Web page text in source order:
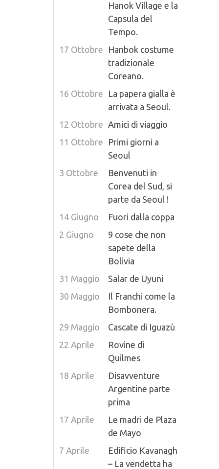
Hanok Village e la
Capsula del
Tempo.
17 Ottobre
Hanbok costume
tradizionale
Coreano.
16 Ottobre
La papera gialla è
arrivata a Seoul.
12 Ottobre Amici di viaggio
11 Ottobre
Primi giorni a
Seoul
3 Ottobre
Benvenuti in
Corea del Sud, si
parte da Seoul !
14 Giugno
Fuori dalla coppa
2 Giugno
9 cose che non
sapete della
Bolivia
31 Maggio
Salar de Uyuni
30 Maggio
Il Franchi come la
Bombonera.
29 Maggio
Cascate di Iguazù
22 Aprile
Rovine di
Quilmes
18 Aprile
Disavventure
Argentine parte
prima
17 Aprile
Le madri de Plaza
de Mayo
7 Aprile
Edificio Kavanagh
– La vendetta ha